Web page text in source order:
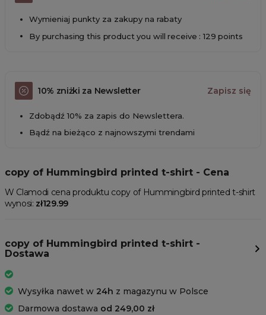
Wymieniaj punkty za zakupy na rabaty
By purchasing this product you will receive : 129 points
10% zniżki za Newsletter Zapisz się
Zdobądź 10% za zapis do Newslettera.
Bądź na bieżąco z najnowszymi trendami
copy of Hummingbird printed t-shirt - Cena
W Clamodi cena produktu copy of Hummingbird printed t-shirt
wynosi: zł129.99
copy of Hummingbird printed t-shirt -
Dostawa
Wysyłka nawet w 24h z magazynu w Polsce
Darmowa dostawa od 249,00 zł